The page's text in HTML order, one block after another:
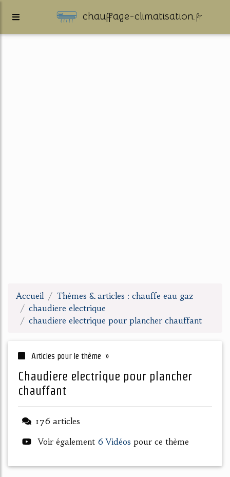
chauffage-climatisation.fr
Accueil
Thèmes & articles : chauffe eau gaz
chaudiere electrique
chaudiere electrique pour plancher chauffant
Articles pour le thème »
chaudiere electrique pour plancher
chauffant
176 articles
Voir également 6 Vidéos pour ce thème